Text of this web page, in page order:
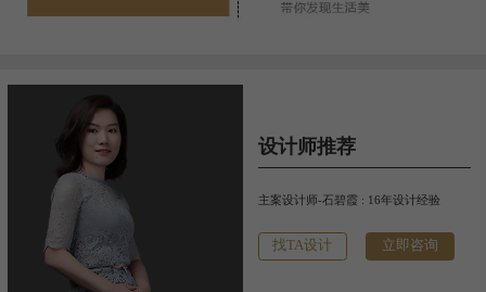
设计师推荐
主案设计师-石碧霞 : 16年设计经验
找TA设计 立即咨询